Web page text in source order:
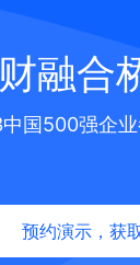
融合
国500强企
预约演示，获